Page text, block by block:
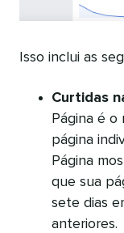
Isso inclui as
Curtidas
Página é
página
Página
que sua
sete dias
anteriores.